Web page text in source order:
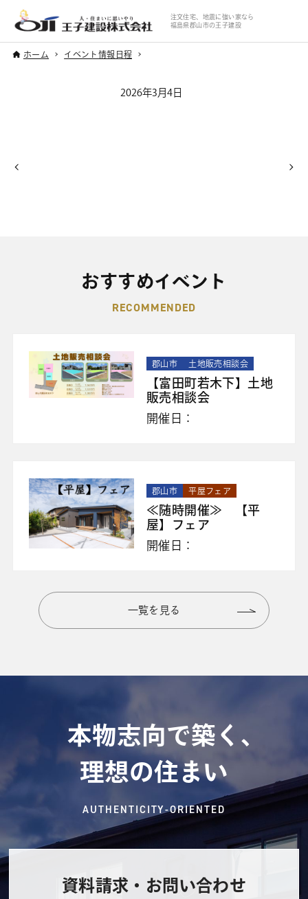
注文住宅、地震に強い家なら
福島県郡山市の王子建設
ホーム イベント情報日程
2026年3月4日
おすすめイベント
RECOMMENDED
郡山市 土地販売相談会
【富田町若木下】土地
販売相談会
開催日：
郡山市 平屋フェア
≪随時開催≫ 【平
屋】フェア
開催日：
一覧を見る
本物志向で築く、
理想の住まい
AUTHENTICITY-ORIENTED
資料請求・お問い合わせ